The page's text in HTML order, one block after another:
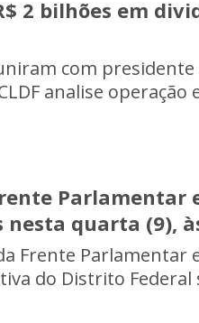
2 bilhões em
com
analise operação
Parlamentar
quarta (9),
Frente Parlamentar
do Distrito